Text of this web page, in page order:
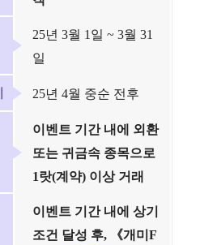
25년 3월 1일 ~ 3월 31
일
25년 4월 중순 전후
이벤트 기간 내에 외환
또는 귀금속 종목으로
1랏(계약) 이상 거래
이벤트 기간 내에 상기
조건 달성 후, 《개미F